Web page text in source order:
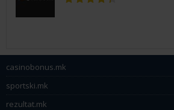
casinobonus.mk
sportski.mk
rezultat.mk